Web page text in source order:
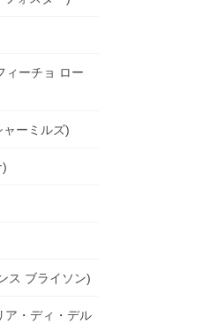
ィーチョ ロー
ーミルズ)
)
ス ブライソン)
ア・ディ・デル